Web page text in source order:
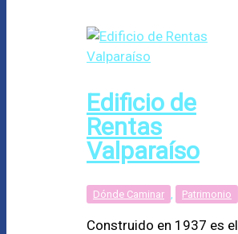
Edificio de
Rentas
Valparaíso
Dónde Caminar Patrimonio
Construido en 1937 es el